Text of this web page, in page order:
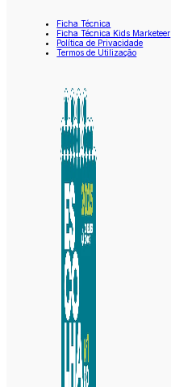
Ficha Técnica
Ficha Técnica Kids Marketeer
Política de Privacidade
Termos de Utilização